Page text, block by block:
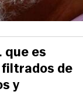
que es
filtrados de
y